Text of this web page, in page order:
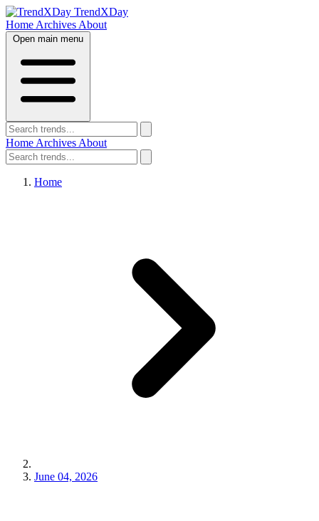
TrendXDay
Home Archives About
Open main menu
Home Archives About
Home
June 04, 2026